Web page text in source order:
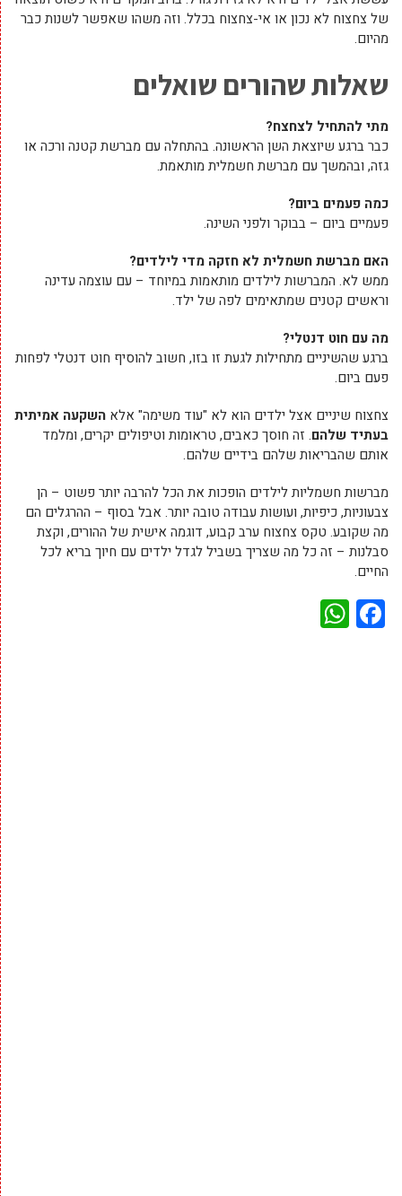
של צחצוח לא נכון או אי-צחצוח בכלל. וזה משהו שאפשר לשנות כבר
מהיום.
שאלות שהורים שואלים
מתי להתחיל לצחצח?
כבר ברגע שיוצאת השן הראשונה. בהתחלה עם מברשת קטנה ורכה או
גזה, ובהמשך עם מברשת חשמלית מותאמת.
כמה פעמים ביום?
פעמיים ביום – בבוקר ולפני השינה.
האם מברשת חשמלית לא חזקה מדי לילדים?
ממש לא. המברשות לילדים מותאמות במיוחד – עם עוצמה עדינה
וראשים קטנים שמתאימים לפה של ילד.
מה עם חוט דנטלי?
ברגע שהשיניים מתחילות לגעת זו בזו, חשוב להוסיף חוט דנטלי לפחות
פעם ביום.
צחצוח שיניים אצל ילדים הוא לא "עוד משימה" אלא השקעה אמיתית
בעתיד שלהם. זה חוסך כאבים, טראומות וטיפולים יקרים, ומלמד
אותם שהבריאות שלהם בידיים שלהם.
מברשות חשמליות לילדים הופכות את הכל להרבה יותר פשוט – הן
צבעוניות, כיפיות, ועושות עבודה טובה יותר. אבל בסוף – ההרגלים הם
מה שקובע. טקס צחצוח ערב קבוע, דוגמה אישית של ההורים, וקצת
סבלנות – זה כל מה שצריך בשביל לגדל ילדים עם חיוך בריא לכל
החיים.
Facebook